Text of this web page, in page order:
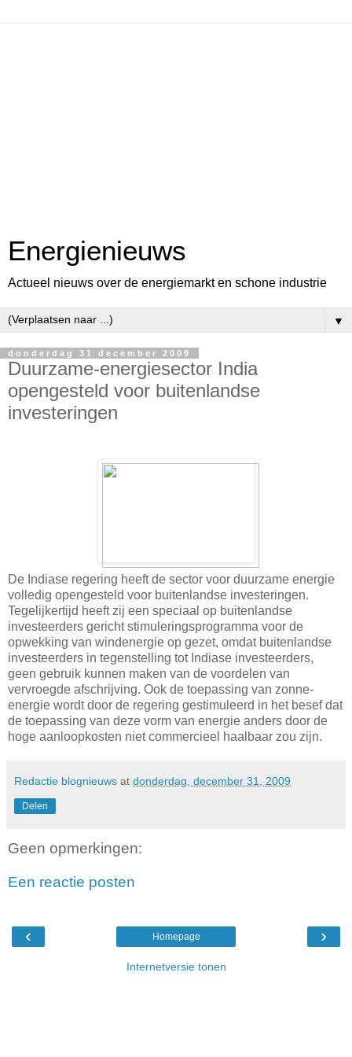
Energienieuws
Actueel nieuws over de energiemarkt en schone industrie
▼
donderdag 31 december 2009
Duurzame-energiesector India
opengesteld voor buitenlandse
investeringen
De Indiase regering heeft de sector voor duurzame energie
volledig opengesteld voor buitenlandse investeringen.
Tegelijkertijd heeft zij een speciaal op buitenlandse
investeerders gericht stimuleringsprogramma voor de
opwekking van windenergie op gezet, omdat buitenlandse
investeerders in tegenstelling tot Indiase investeerders,
geen gebruik kunnen maken van de voordelen van
vervroegde afschrijving. Ook de toepassing van zonne-
energie wordt door de regering gestimuleerd in het besef dat
de toepassing van deze vorm van energie anders door de
hoge aanloopkosten niet commercieel haalbaar zou zijn.
Redactie blognieuws at donderdag, december 31, 2009
Delen
Geen opmerkingen:
Een reactie posten
‹ ›
Homepage
Internetversie tonen